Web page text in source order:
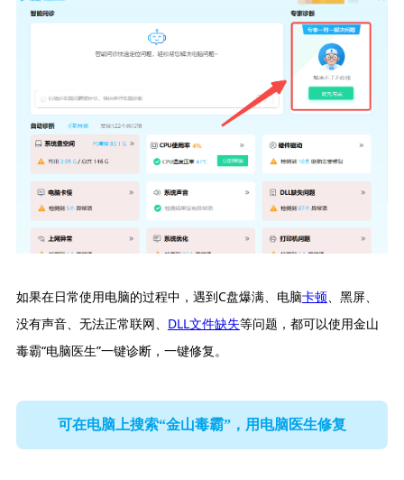
如果在日常使用电脑的过程中，遇到C盘爆满、电脑卡顿、黑屏、
没有声音、无法正常联网、 DLL文件缺失等问题，都可以使用金山
毒霸“电脑医生”一键诊断，一键修复。
可在电脑上搜索“金山毒霸”，用电脑医生修复